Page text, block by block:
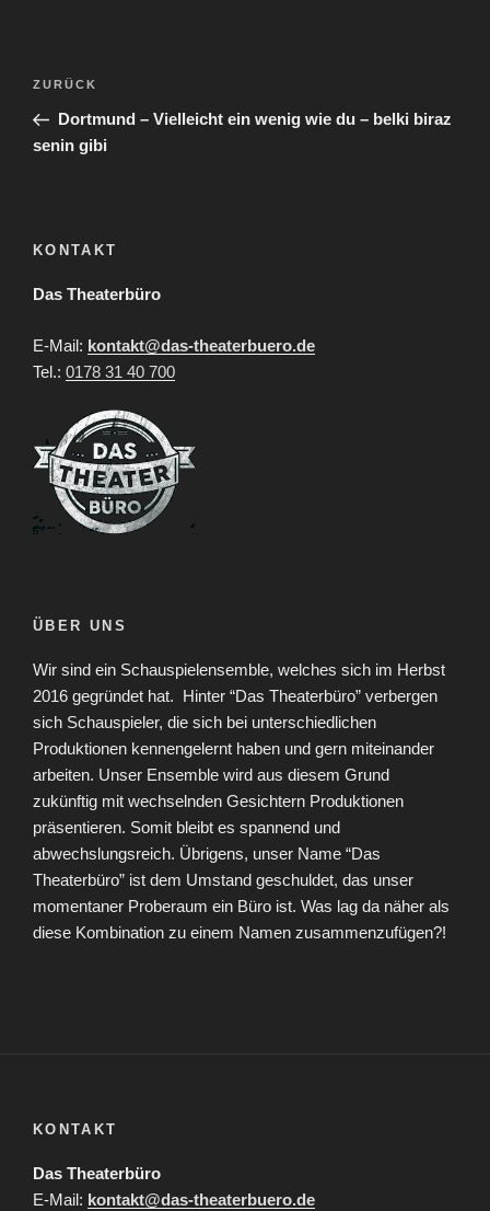
Beitragsnavigation
Vorheriger
Beitrag
ZURÜCK
Dortmund – Vielleicht ein wenig wie du – belki biraz
senin gibi
KONTAKT
Das Theaterbüro
E-Mail: kontakt@das-theaterbuero.de
Tel.: 0178 31 40 700
ÜBER UNS
Wir sind ein Schauspielensemble, welches sich im Herbst
2016 gegründet hat.
Hinter “Das Theaterbüro” verbergen
sich Schauspieler, die sich bei unterschiedlichen
Produktionen kennengelernt haben und gern miteinander
arbeiten. Unser Ensemble wird aus diesem Grund
zukünftig mit wechselnden Gesichtern Produktionen
präsentieren. Somit bleibt es spannend und
abwechslungsreich. Übrigens, unser Name “Das
Theaterbüro” ist dem Umstand geschuldet, das unser
momentaner Proberaum ein Büro ist. Was lag da näher als
diese Kombination zu einem Namen zusammenzufügen?!
KONTAKT
Das Theaterbüro
E-Mail: kontakt@das-theaterbuero.de